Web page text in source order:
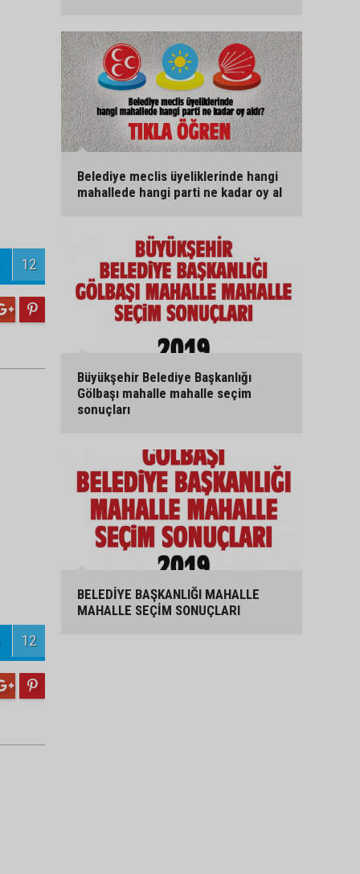
12
12
Belediye meclis üyeliklerinde hangi
mahallede hangi parti ne kadar oy al
Büyükşehir Belediye Başkanlığı
Gölbaşı mahalle mahalle seçim
sonuçları
BELEDİYE BAŞKANLIĞI MAHALLE
MAHALLE SEÇİM SONUÇLARI